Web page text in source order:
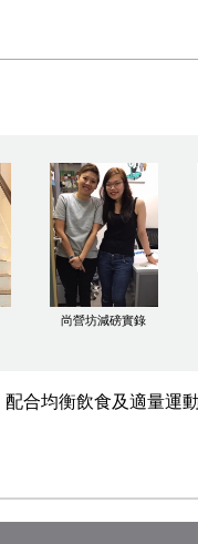
尚營坊減磅實錄
合均衡飲食及適量運動